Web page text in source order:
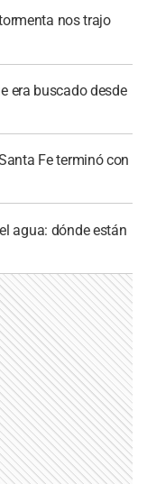
nos trajo
era buscado desde
Fe terminó con
agua: dónde están